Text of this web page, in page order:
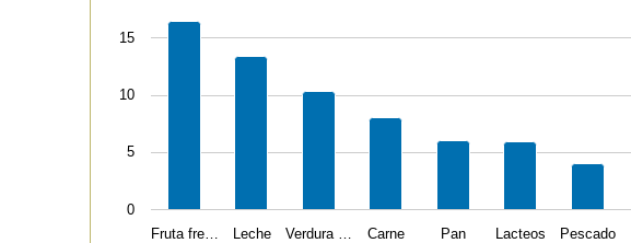
Fruta fre… Leche Verdura … Carne Pan Lacteos Pescado
0
5
10
15